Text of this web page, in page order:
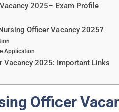
2025– Exam Profile
Officer Vacancy 2025?
Application
Vacancy 2025: Important Links
Officer